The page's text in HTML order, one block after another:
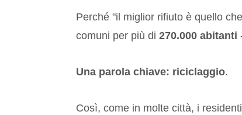
Perché "il miglior rifiuto è quello
comuni per più di 270.000 abitanti
Una parola chiave: riciclaggio.
Così, come in molte città, i